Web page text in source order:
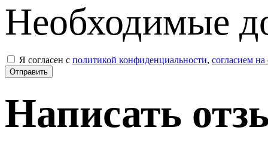
Необходимые
Я согласен с политикой конфиденциальности, согласием
Написать